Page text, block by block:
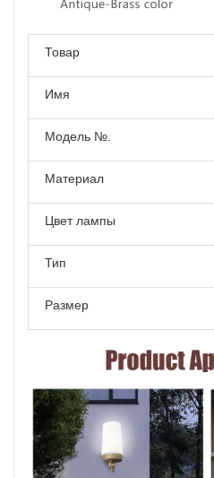
Товар
Имя
Модель №.
Материал
Цвет лампы
Тип
Размер